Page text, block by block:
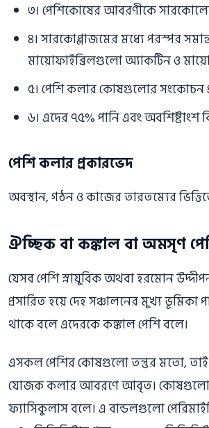
৩। পেশিকোষের আবরণীকে
৪। সারকোপ্লাজমের মধ্যে পরস্পর
মায়ােফাইব্রিলগুলাে অ্যাকটিন ও
৫। পেশি কলার কোষগুলাের সংকোচন
৬। এদের ৭৫% পানি এবং অবশিষ্টাংশ
পেশি কলার প্রকারভেদ
অবস্থান, গঠন ও কাজের তারতম্যের
ঐচ্ছিক বা কঙ্কাল বা অমসৃণ
যেসব পেশি স্নায়ুবিক অথবা হরমােন
প্রসারিত হয়ে দেহ সঞ্চালনের মুখ্য
থাকে বলে এদেরকে কঙ্কাল পেশি বলে।
এসকল পেশির কোষগুলাে তন্তুর মতাে, তাই
যােজক কলার আবরণে আবৃত। কোষগুলাে
ফ্যাসিকুলাস বলে। এ বান্ডলগুলাে